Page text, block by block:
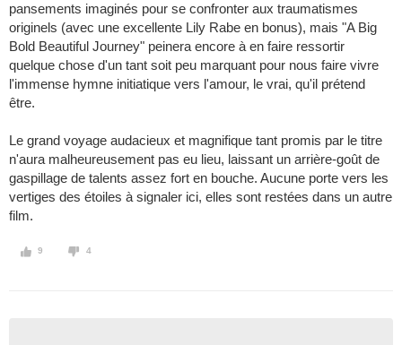
pansements imaginés pour se confronter aux traumatismes
originels (avec une excellente Lily Rabe en bonus), mais "A Big
Bold Beautiful Journey" peinera encore à en faire ressortir
quelque chose d'un tant soit peu marquant pour nous faire vivre
l'immense hymne initiatique vers l'amour, le vrai, qu'il prétend
être.
Le grand voyage audacieux et magnifique tant promis par le titre
n'aura malheureusement pas eu lieu, laissant un arrière-goût de
gaspillage de talents assez fort en bouche. Aucune porte vers les
vertiges des étoiles à signaler ici, elles sont restées dans un autre
film.
9 4